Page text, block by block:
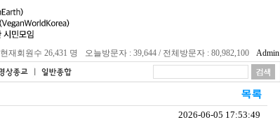
현재회원수 26,431 명 오늘방문자 : 39,644 / 전체방문자 : 80,982,100 Admin
2026-06-05 17:53:49